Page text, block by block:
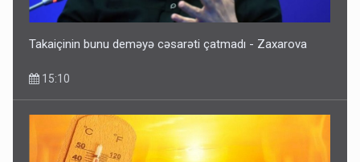
Takaiçinin bunu deməyə cəsarəti çatmadı - Zaxarova
15:10